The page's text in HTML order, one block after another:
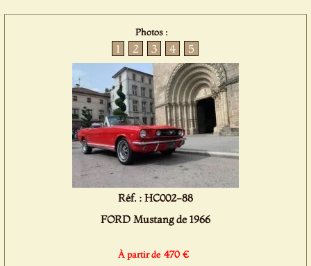
Photos :
1 2 3 4 5
Réf. : HC002-88
FORD Mustang de 1966
À partir de 470 €